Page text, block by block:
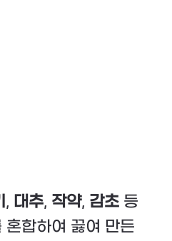
, 대추, 작약, 감초 등
혼합하여 끓여 만든